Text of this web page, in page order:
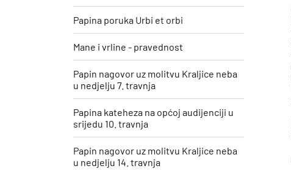
Papina poruka Urbi et orbi
Mane i vrline - pravednost
Papin nagovor uz molitvu Kraljice neba
u nedjelju 7. travnja
Papina kateheza na općoj audijenciji u
srijedu 10. travnja
Papin nagovor uz molitvu Kraljice neba
u nedjelju 14. travnja